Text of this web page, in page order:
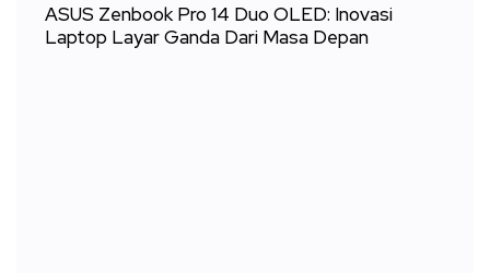
ASUS Zenbook Pro 14 Duo OLED: Inovasi
Laptop Layar Ganda Dari Masa Depan